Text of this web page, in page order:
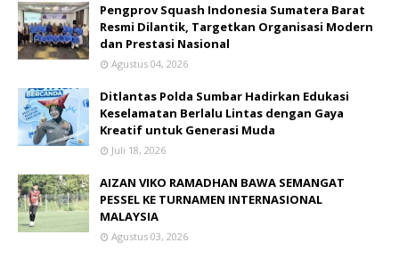
Pengprov Squash Indonesia Sumatera Barat
Resmi Dilantik, Targetkan Organisasi Modern
dan Prestasi Nasional
Agustus 04, 2026
Ditlantas Polda Sumbar Hadirkan Edukasi
Keselamatan Berlalu Lintas dengan Gaya
Kreatif untuk Generasi Muda
Juli 18, 2026
AIZAN VIKO RAMADHAN BAWA SEMANGAT
PESSEL KE TURNAMEN INTERNASIONAL
MALAYSIA
Agustus 03, 2026